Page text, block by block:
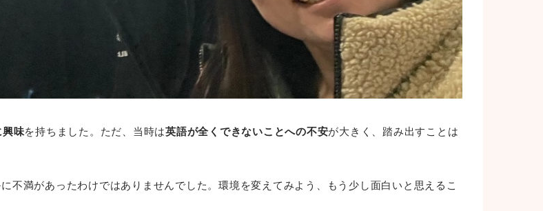
興味を持ちました。ただ、当時は英語が全くできないことへの不安が大きく、踏み出すことは
不満があったわけではありませんでした。環境を変えてみよう、もう少し面白いと思えるこ